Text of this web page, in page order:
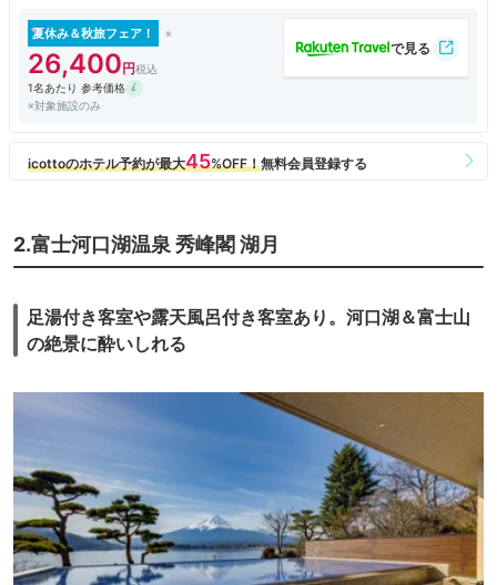
夏休み＆秋旅フェア！
26,400
1名あたり 参考価格
※対象施設のみ
2.富士河口湖温泉 秀峰閣 湖月
足湯付き客室や露天風呂付き客室あり。河口湖＆富士山
の絶景に酔いしれる